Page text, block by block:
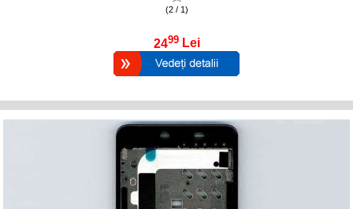
(2 / 1)
2499 Lei